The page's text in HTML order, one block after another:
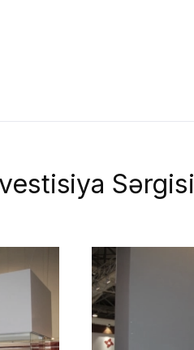
Sərgisi